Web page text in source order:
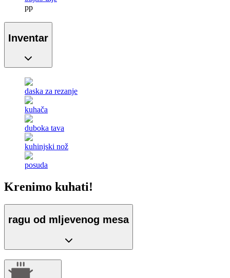
pp
Inventar
daska za rezanje
kuhača
duboka tava
kuhinjski nož
posuda
Krenimo kuhati!
ragu od mljevenog mesa